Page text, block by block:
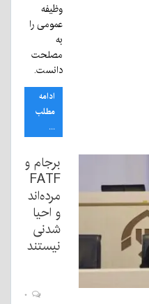
وظیفه
عمومی را
به
مصلحت
دانست.
ادامه
مطلب
...
برجام و
FATF
مرده‌اند
و احیا
شدنی
نیستند